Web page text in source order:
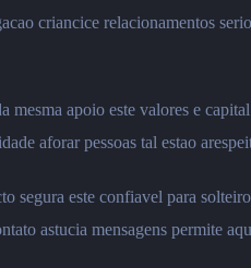
criancice relacionamentos
mesma apoio este valores e
aforar pessoas tal estao
segura este confiavel para
astucia mensagens permite